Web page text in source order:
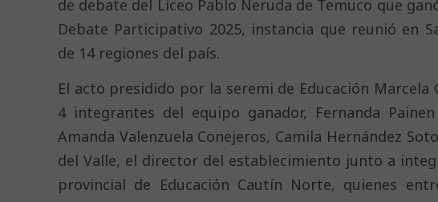
de debate del Liceo Pablo Neruda de Temuco que
Debate Participativo 2025, instancia que reunió en
de 14 regiones del país.
El acto presidido por la seremi de Educación
4 integrantes del equipo ganador, Fernanda
Amanda Valenzuela Conejeros, Camila Hernández
del Valle, el director del establecimiento junto a
provincial de Educación Cautín Norte, quienes